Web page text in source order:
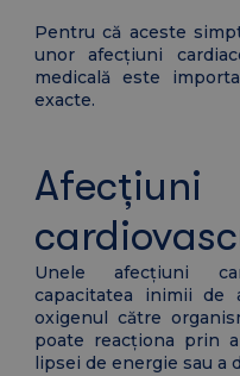
Pentru că aceste
unor afecțiuni
medicală este
exacte.
Afecțiuni
Unele afecțiuni
capacitatea inimii de
oxigenul către
poate reacționa prin
lipsei de energie sau a